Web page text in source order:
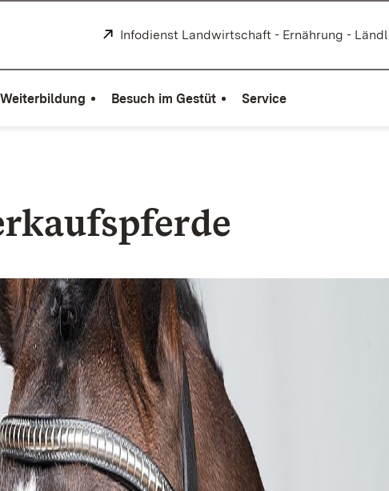
Extern:
Infodienst Landwirtschaft - Ernährung -
Besuch im Gestüt Service